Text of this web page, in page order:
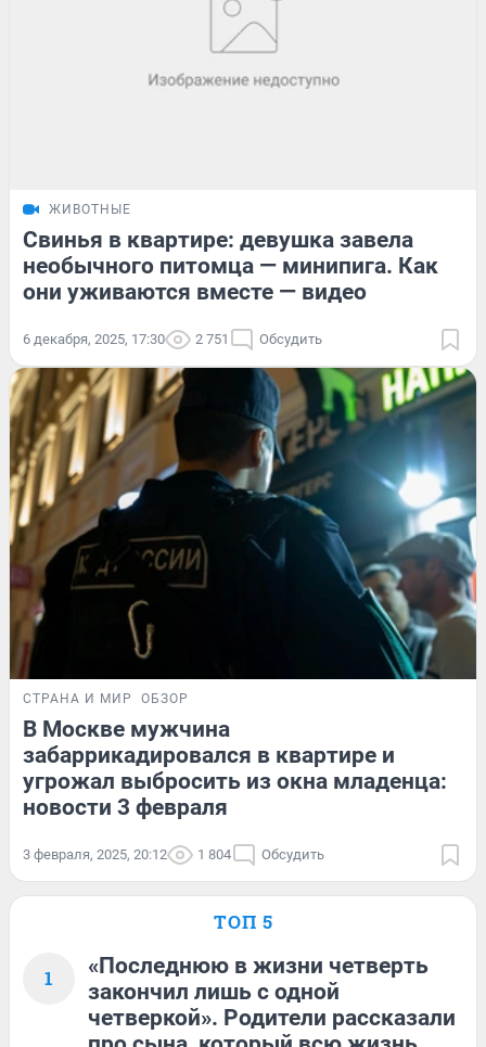
ЖИВОТНЫЕ
Свинья в квартире: девушка завела
необычного питомца — минипига. Как
они уживаются вместе — видео
6 декабря, 2025, 17:30 2 751 Обсудить
СТРАНА И МИР ОБЗОР
В Москве мужчина
забаррикадировался в квартире и
угрожал выбросить из окна младенца:
новости 3 февраля
3 февраля, 2025, 20:12 1 804 Обсудить
ТОП 5
1
«Последнюю в жизни четверть
закончил лишь с одной
четверкой». Родители рассказали